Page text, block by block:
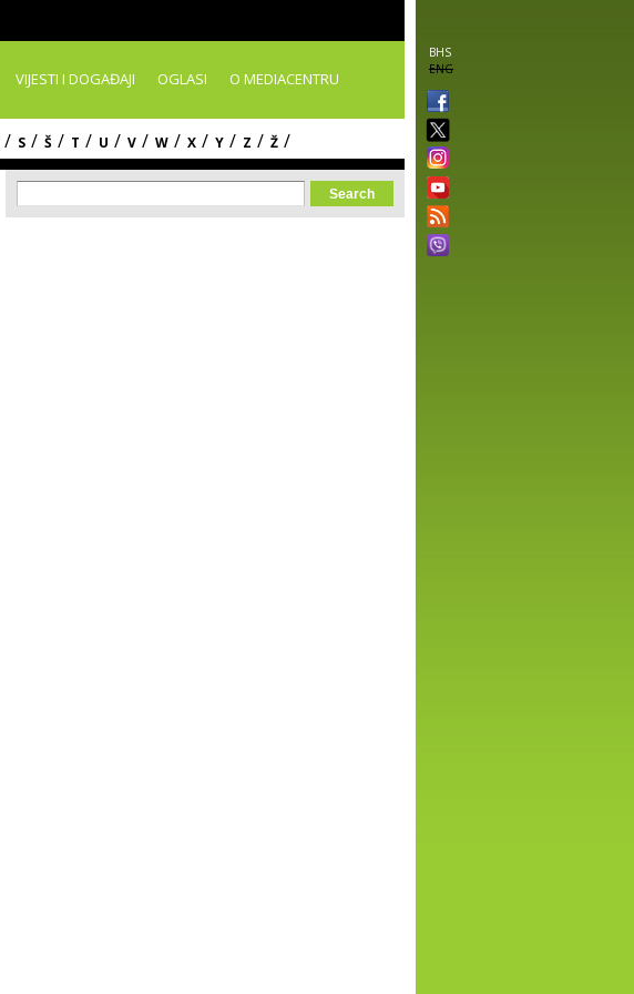
BHS
ENG
VIJESTI I DOGAĐAJI OGLASI O MEDIACENTRU
/ S / Š / T / U / V / W / X / Y / Z / Ž /
Search form
Search